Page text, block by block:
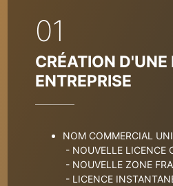
01
CRÉATION
ENTREPRISE
NOM COMMERCIAL
- NOUVELLE LICENCE
- NOUVELLE ZONE
- LICENCE